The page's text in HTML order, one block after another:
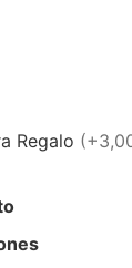
Regalo